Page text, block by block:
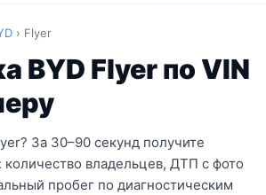
› Flyer
BYD Flyer по VIN
За 30–90 секунд получите
владельцев, ДТП с фото
пробег по диагностическим